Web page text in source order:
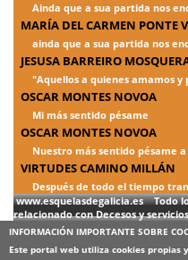
Ainda que a sua partida nos
MARÍA DEL CARMEN PONTE
ainda que a sua partida nos
JESUSA BARREIRO
"Aquellos a quienes amamos y
OSCAR MONTES NOVOA
Mi más sentido pésame
OSCAR MONTES NOVOA
Nuestro más sentido pésame
VIRTUDES CAMINO MILLÁN
Después de todo el tiempo
www.esquelasdegalicia.es Todo
relacionado con Decesos y servicios
INFORMACIÓN IMPORTANTE SOBRE
Este portal web utiliza cookies